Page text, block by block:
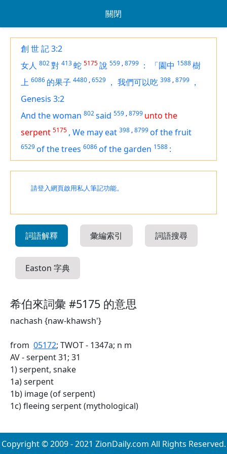
關閉
創 世 記 3:2
女人 802對 413蛇 5175說 559 ,8799 ： 「園中 1588樹
上 6086 的果子 4480 ,6529 ， 我們可以吃 398 ,8799 ，
Genesis 3:2
And the woman 802said 559 ,8799 unto the
serpent 5175 , We may eat 398 ,8799of the fruit
6529of the trees 6086of the garden 1588 :
請登入網頁啟用私人筆記功能。
詞語解釋 彙編索引 詞語搜尋
Easton 字典
希伯來詞彙 #5175 的意思
nachash {naw-khawsh'}
from 05172; TWOT - 1347a; n m
AV - serpent 31; 31
1) serpent, snake
1a) serpent
1b) image (of serpent)
1c) fleeing serpent (mythological)
Copyright © 2009 - 2021 ZionDaily.com All Rights Reserved.